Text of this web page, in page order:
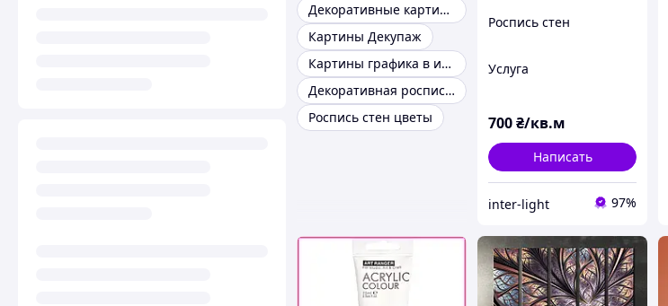
Декоративные картины
Картины Декупаж
Картины графика в интерьере
Декоративная роспись стен
Роспись стен цветы
Роспись стен
Услуга
700₴/кв.м
Написать
inter-light 97%